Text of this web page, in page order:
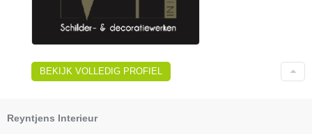
BEKIJK VOLLEDIG PROFIEL
Reyntjens Interieur